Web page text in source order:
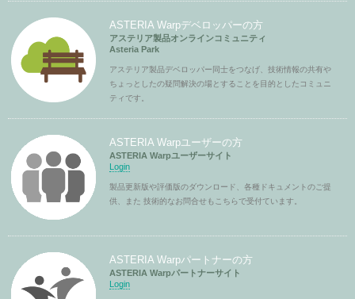
ASTERIA Warpデベロッパーの方
アステリア製品オンラインコミュニティ
Asteria Park
アステリア製品デベロッパー同士をつなげ、技術情報の共有や
ちょっとしたの疑問解決の場とすることを目的としたコミュニ
ティです。
ASTERIA Warpユーザーの方
ASTERIA Warpユーザーサイト
Login
製品更新版や評価版のダウンロード、各種ドキュメントのご提
供、また 技術的なお問合せもこちらで受付ています。
ASTERIA Warpパートナーの方
ASTERIA Warpパートナーサイト
Login